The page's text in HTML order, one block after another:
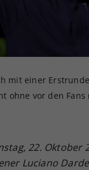
mit einer
ohne vor den
22.
Luciano